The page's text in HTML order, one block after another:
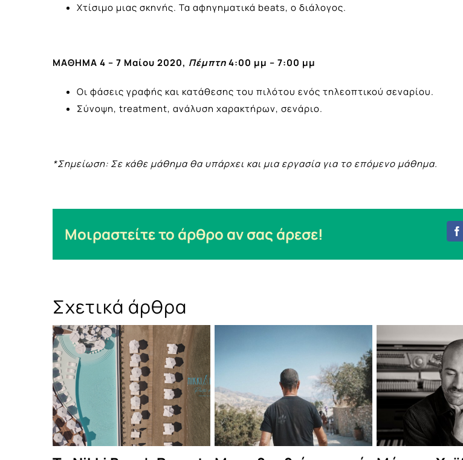
Χτίσιμο μιας σκηνής. Τα αφηγηματικά beats, ο διάλογος.
ΜΑΘΗΜΑ 4 – 7 Μαίου 2020, Πέμπτη4:00 μμ – 7:00 μμ
Οι φάσεις γραφής και κατάθεσης του πιλότου ενός τηλεοπτικού σεναρίου.
Σύνοψη, treatment, ανάλυση χαρακτήρων, σενάριο.
*Σημείωση: Σε κάθε μάθημα θα υπάρχει και μια εργασία για το επόμενο μάθημα.
Μοιραστείτε το άρθρο αν σας άρεσε!
Σχετικά άρθρα